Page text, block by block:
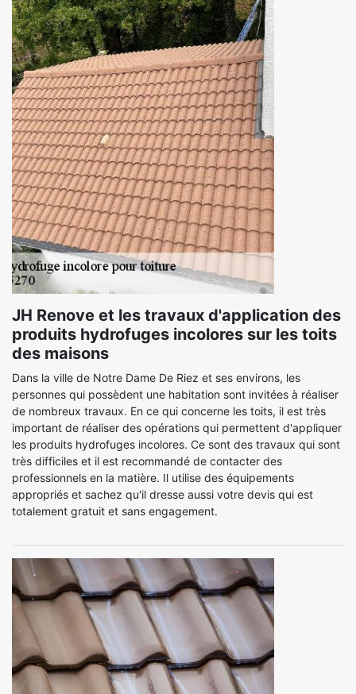
JH Renove et les travaux d'application des
produits hydrofuges incolores sur les toits
des maisons
Dans la ville de Notre Dame De Riez et ses environs, les
personnes qui possèdent une habitation sont invitées à réaliser
de nombreux travaux. En ce qui concerne les toits, il est très
important de réaliser des opérations qui permettent d'appliquer
les produits hydrofuges incolores. Ce sont des travaux qui sont
très difficiles et il est recommandé de contacter des
professionnels en la matière. Il utilise des équipements
appropriés et sachez qu'il dresse aussi votre devis qui est
totalement gratuit et sans engagement.